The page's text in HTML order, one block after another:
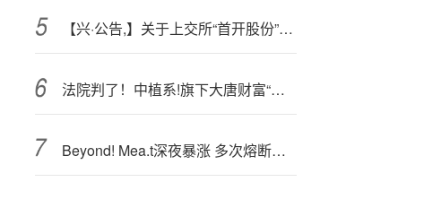
【兴·公告,】关于上交所“首开股份”重点监控证券交易的风险提示
法院判了！中植系!旗下大唐财富“非吸”涉案员工退缴
Beyond! Mea.t深夜暴涨 多次熔断！4天12倍 又见散户逼空？